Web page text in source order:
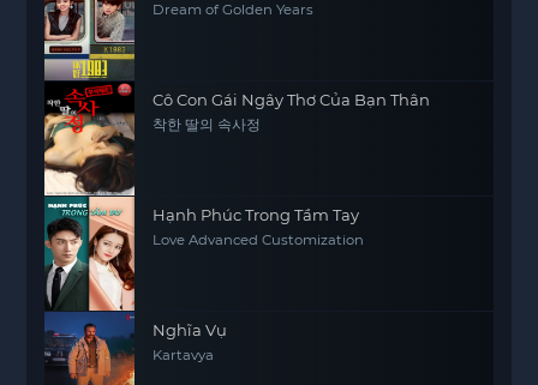
Dream of Golden Years
Cô Con Gái Ngây Thơ Của Bạn Thân
착한 딸의 속사정
Hạnh Phúc Trong Tầm Tay
Love Advanced Customization
Nghĩa Vụ
Kartavya